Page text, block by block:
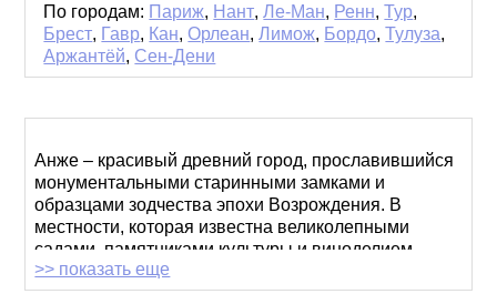
collapse
contents
По городам: Париж, Нант,Ле-Ман, Ренн,Тур,
Брест, Гавр, Кан,Орлеан,Лимож, Бордо,Тулуза,
Аржантёй, Сен-Дени
Анже – красивый древний город, прославившийся
монументальными старинными замками и
образцами зодчества эпохи Возрождения. В
местности, которая известна великолепными
садами, памятниками культуры и виноделием,
знакомства происходят сами собой, а
романтические или приятельские отношения
>> показать еще